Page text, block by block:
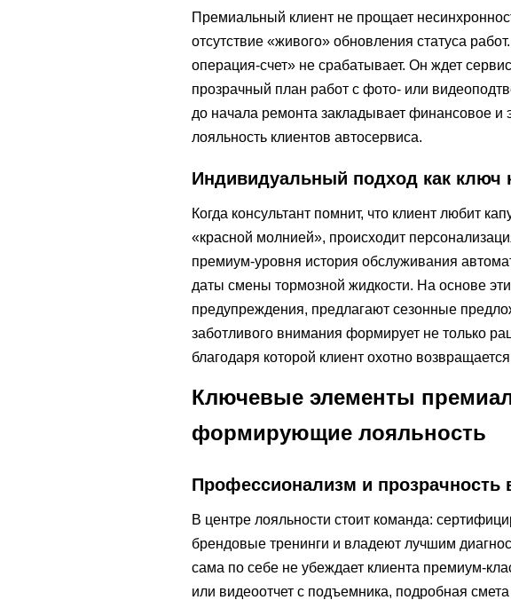
Премиальный клиент не прощает
отсутствие «живого» обновления статуса
операция-счет» не срабатывает. Он ждет
прозрачный план работ с фото- или
до начала ремонта закладывает финансовое
лояльность клиентов автосервиса.
Индивидуальный подход как ключ
Когда консультант помнит, что клиент любит
«красной молнией», происходит
премиум-уровня история обслуживания
даты смены тормозной жидкости. На основе
предупреждения, предлагают сезонные
заботливого внимания формирует не только
благодаря которой клиент охотно
Ключевые элементы
формирующие лояльность
Профессионализм и
В центре лояльности стоит команда:
брендовые тренинги и владеют лучшим
сама по себе не убеждает клиента премиум-
или видеоотчет с подъемника, подробная